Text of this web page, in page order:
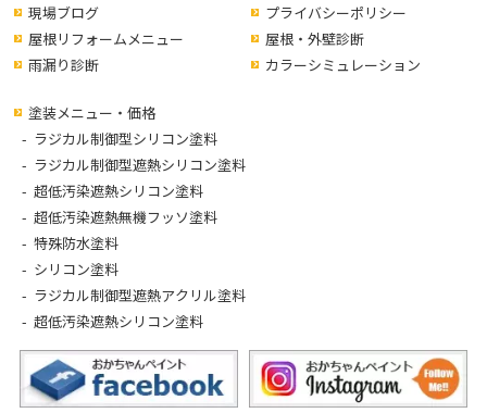
現場ブログ
プライバシーポリシー
屋根リフォームメニュー
雨漏り診断
屋根・外壁診断
カラーシミュレーション
塗装メニュー・価格
ラジカル制御型シリコン塗料
ラジカル制御型遮熱シリコン塗料
超低汚染遮熱シリコン塗料
超低汚染遮熱無機フッソ塗料
特殊防水塗料
シリコン塗料
ラジカル制御型遮熱アクリル塗料
超低汚染遮熱シリコン塗料